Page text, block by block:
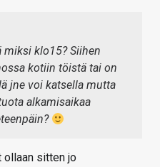
klo15? Siihen
kotiin töistä tai on
jne voi katsella mutta
alkamisaikaa
ollaan sitten jo